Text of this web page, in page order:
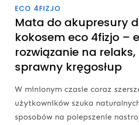
ECO 4FIZJO
Mata do akupresury
kokosem eco 4fizjo –
rozwiązanie na
sprawny kręgosłup
W minionym czasie coraz
użytkowników szuka
sposobów na polepszenie